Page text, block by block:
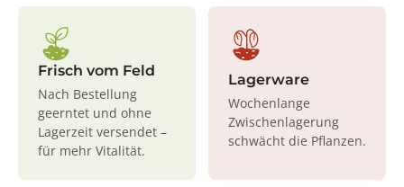
Frisch vom Feld
Nach Bestellung
geerntet und ohne
Lagerzeit versendet –
für mehr Vitalität.
Lagerware
Wochenlange
Zwischenlagerung
schwächt die Pflanzen.